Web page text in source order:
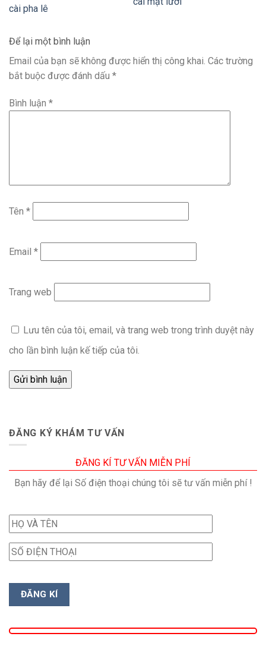
cài pha lê
Để lại một bình luận
Email của bạn sẽ không được hiển thị công khai. Các trường
bắt buộc được đánh dấu *
Bình luận *
Tên *
Email *
Trang web
Lưu tên của tôi, email, và trang web trong trình duyệt này
cho lần bình luận kế tiếp của tôi.
ĐĂNG KÝ KHÁM TƯ VẤN
ĐĂNG KÍ TƯ VẤN MIỄN PHÍ
Bạn hãy để lại Số điện thoại chúng tôi sẽ tư vấn miễn phí !